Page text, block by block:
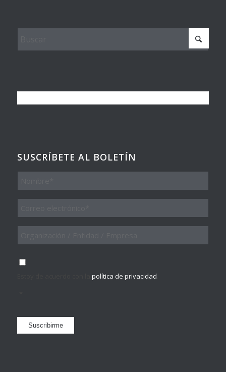
SUSCRÍBETE AL BOLETÍN
Nombre
Entidad
Empresa
Consentimiento
política de privacidad
Suscribirme